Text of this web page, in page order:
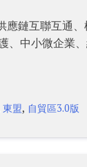
鏈互聯互通
、中小微企業
東盟, 自貿區3.0版